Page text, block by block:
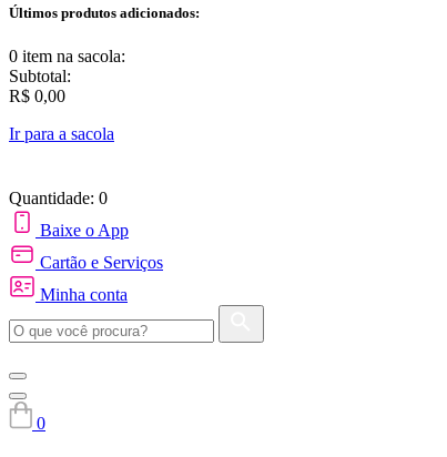
Últimos produtos adicionados:
0 item na sacola:
Subtotal:
R$ 0,00
Ir para a sacola
Quantidade: 0
Baixe o App
Cartão e Serviços
Minha conta
0